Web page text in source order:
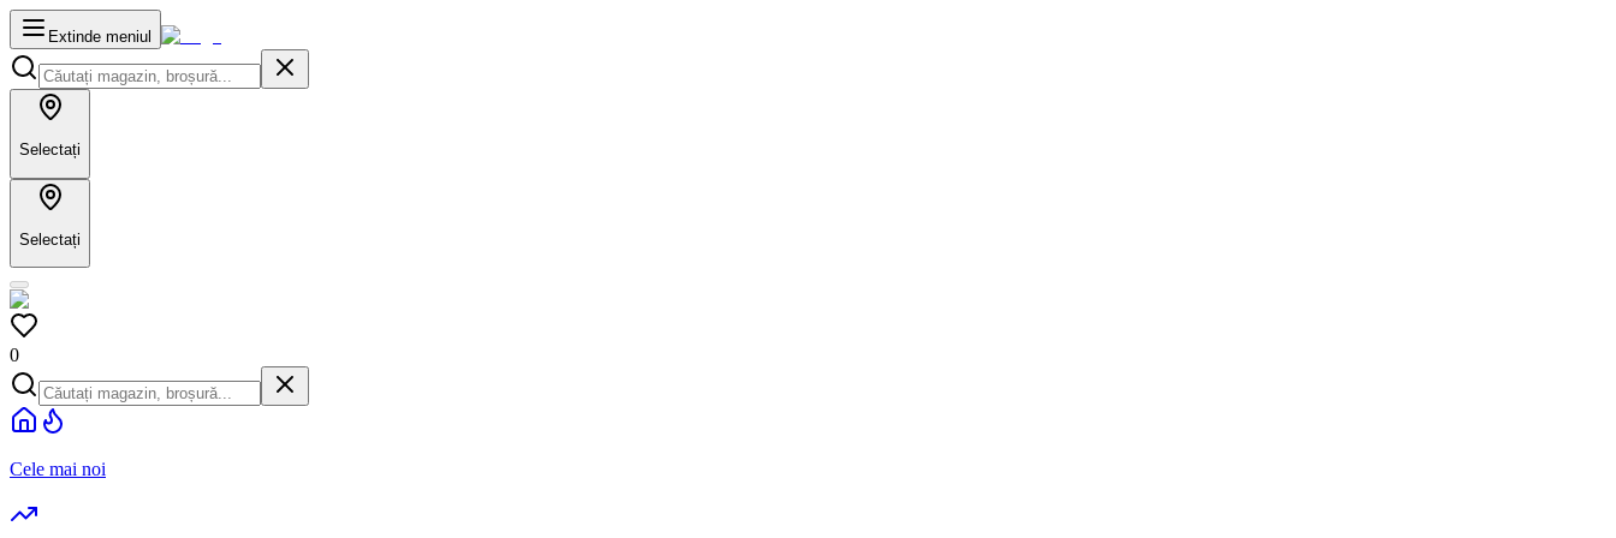
Extinde meniul
Selectați
Selectați
0
Cele mai noi